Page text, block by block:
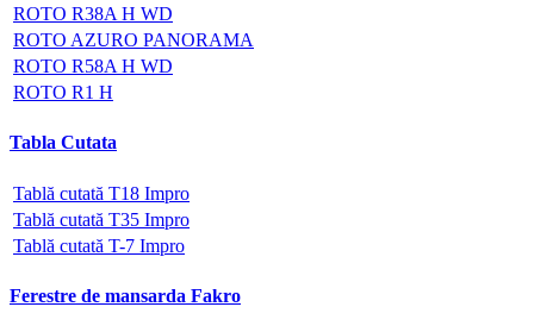
ROTO R38A H WD
ROTO AZURO PANORAMA
ROTO R58A H WD
ROTO R1 H
Tabla Cutata
Tablă cutată T18 Impro
Tablă cutată T35 Impro
Tablă cutată T-7 Impro
Ferestre de mansarda Fakro